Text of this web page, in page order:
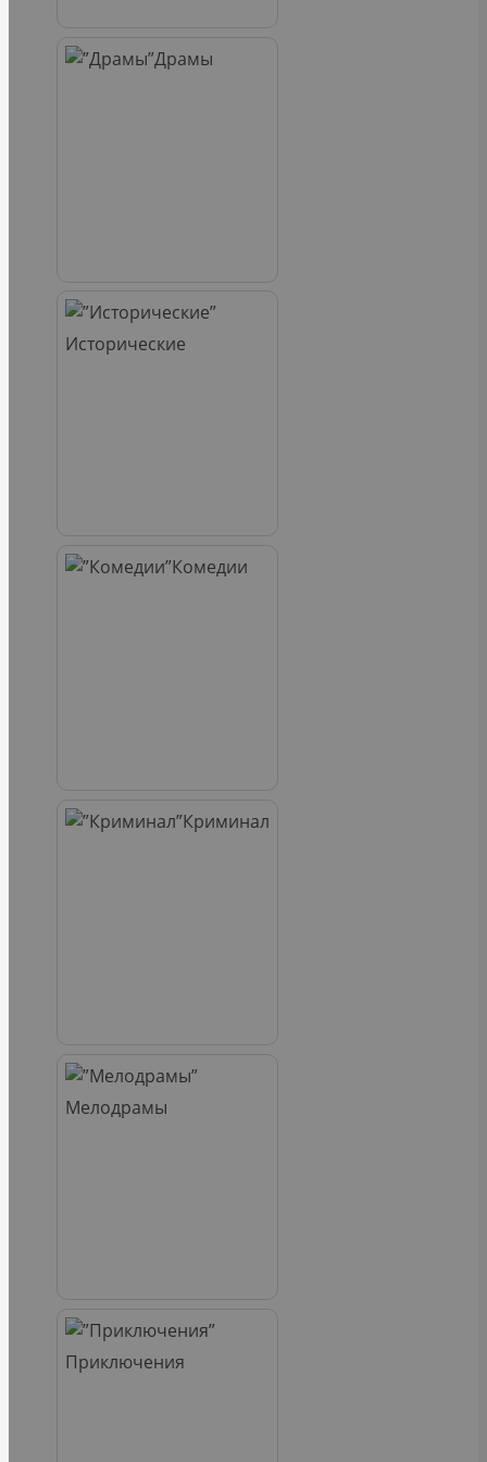
Драмы
Исторические
Комедии
Криминал
Мелодрамы
Приключения